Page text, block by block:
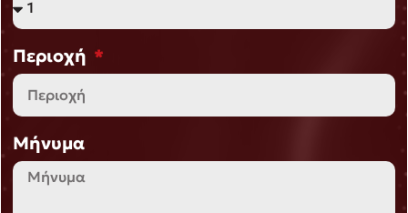
Περιοχή
Μήνυμα